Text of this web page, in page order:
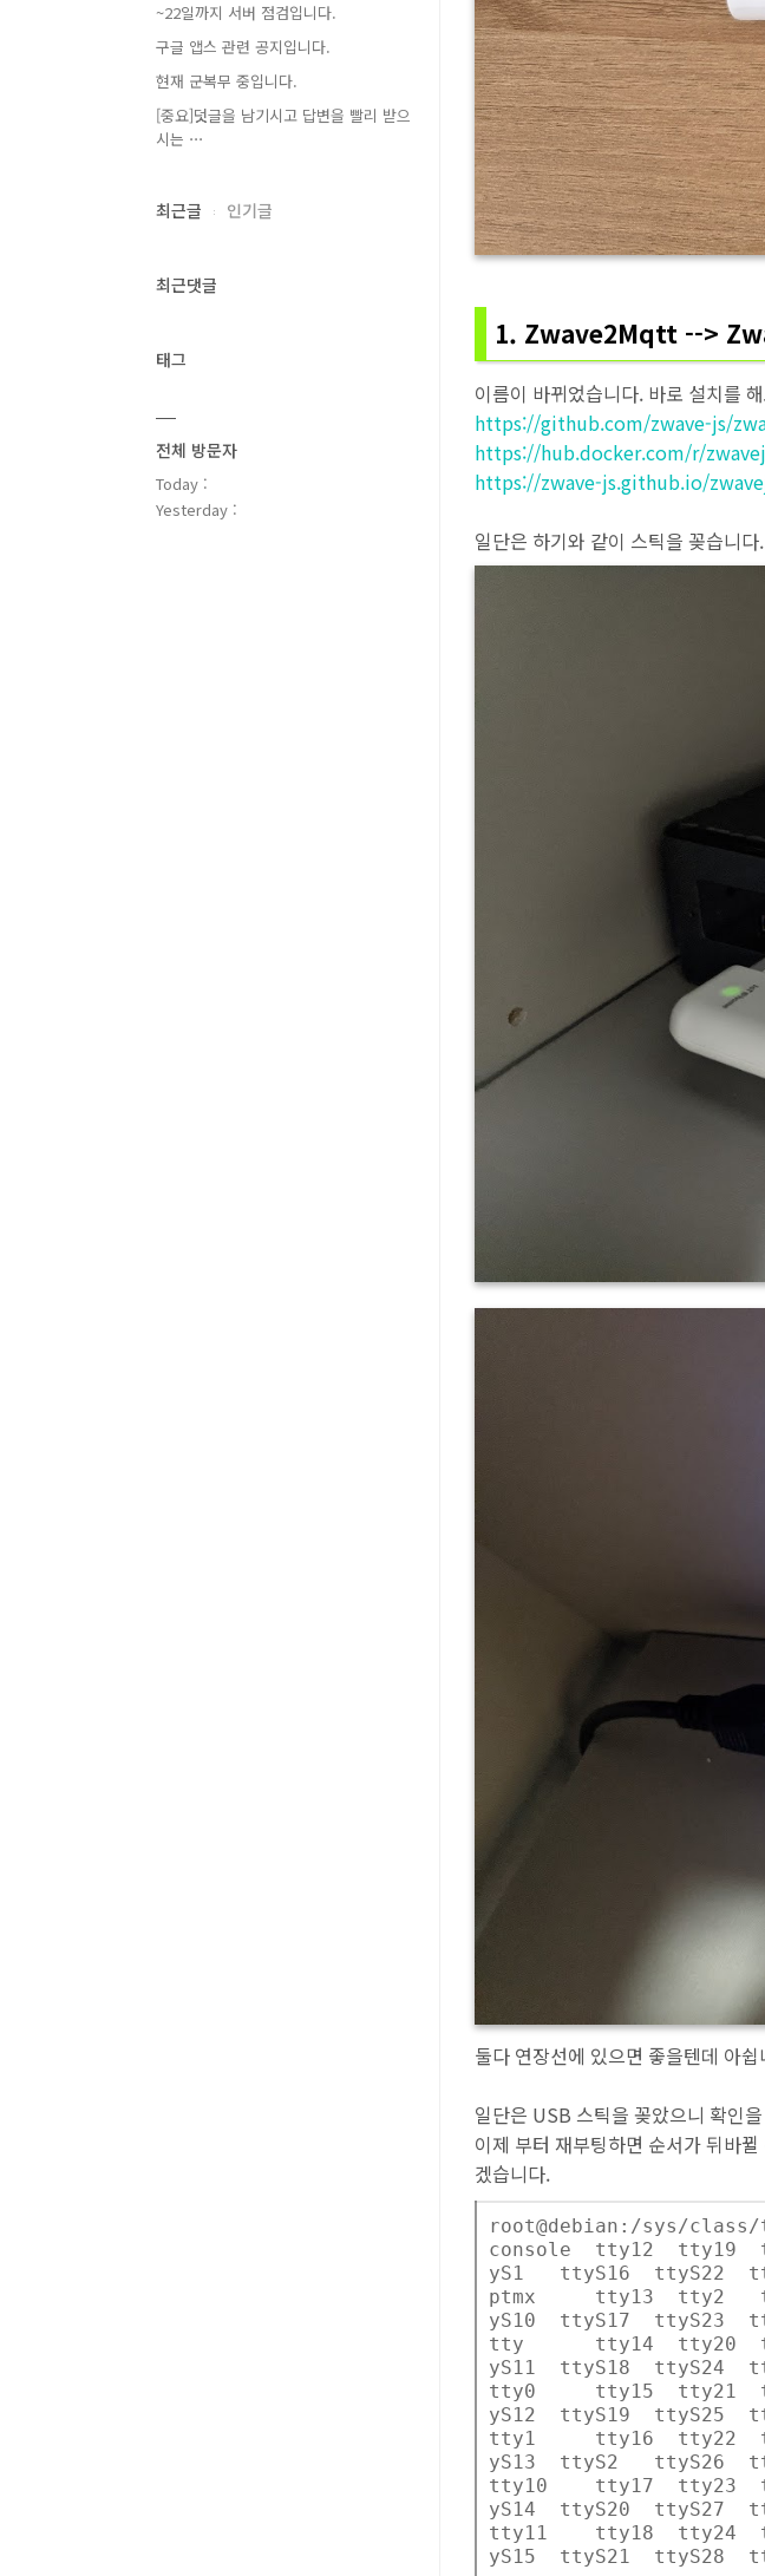
1. Zwave2Mqtt -->
이름이 바뀌었습니다. 바로 설치를
https://github.com/zwave-js/
https://hub.docker.com/r/
https://zwave-js.github.io/
일단은 하기와 같이 스틱을 꽂습니
둘다 연장선에 있으면 좋을텐데 아쉽
일단은 USB 스틱을 꽂았으니 확인
이제 부터 재부팅하면 순서가 뒤바
겠습니다.
root@debian:/sys/
console tty12
yS1 ttyS16 ttyS22
ptmx tty13 tty2
yS10 ttyS17 ttyS23
tty tty14 tty20
yS11 ttyS18 ttyS24
tty0 tty15 tty21
yS12 ttyS19 ttyS25
tty1 tty16 tty22
yS13 ttyS2 ttyS26
tty10 tty17 tty23
yS14 ttyS20 ttyS27
tty11 tty18 tty24
yS15 ttyS21 ttyS28
~22일까지 서버 점검입니다.
구글 앱스 관련 공지입니다.
현재 군복무 중입니다.
[중요]덧글을 남기시고 답변을 빨리 받으
시는 ⋯
최근글 인기글
최근댓글
태그
전체 방문자
Today :
Yesterday :